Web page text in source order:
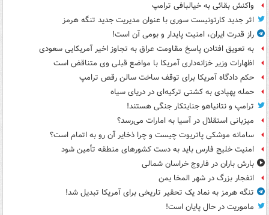
واکنش بقائی به خیالبافی ترامپ
اثر جدید کارتونیست سوری با عنوان مدیریت جدید تنگه هرمز
راز قدرت ایران، امنیت پایدار و بومی آن است!
به تعویق افتادن پاسخ مقاومت عراق به تجاوز اخیر آمریکایی سعودی
اظهارات وزیر خزانه‌داری آمریکا با مواضع قبلی وی متناقض است
حکم دادگاه آمریکا برای توقف ساخت سالن رقص ترامپ
حمله پهپادی به کشتی ترکیه‌ای در دریای سیاه
ترامپ و نتانیاهو جنایتکار جنگی هستند!
میزبانی استقلال در آسیا به امارات می‌رسد؟
سامانه موشکی پاتریوت چیست و چرا ذخایر آن رو به اتمام است؟
امنیت خلیج فارس باید به دست کشورهای منطقه تأمین شود
بارش باران در فاروج خراسان شمالی
انفجار بزرگ در شهر المخا یمن
تنگه هرمز به نماد یک تحقیر تاریخی برای آمریکا تبدیل شد!
ماموریت در حال پایان است!